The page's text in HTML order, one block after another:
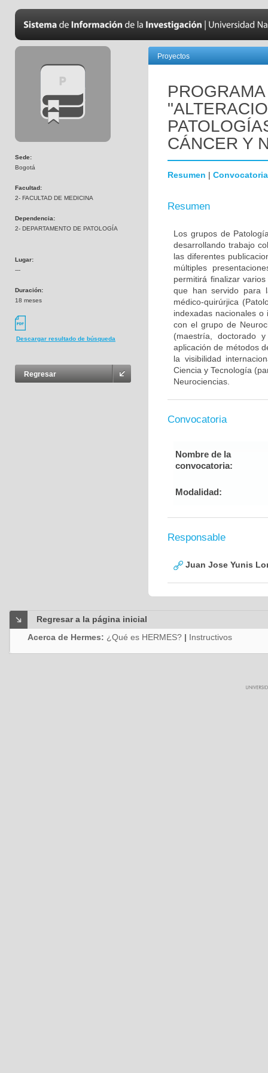
Sede:
Bogotá
Facultad:
2- FACULTAD DE MEDICINA
Dependencia:
2- DEPARTAMENTO DE PATOLOGÍA
Lugar:
---
Duración:
18 meses
Descargar resultado de búsqueda
Regresar
Proyectos
CÁNCER Y
Resumen | Convocatoria
Resumen
Los grupos de
desarrollando trabajo
las diferentes
múltiples
permitirá finalizar
que han servido para
médico-quirúrjica
indexadas nacionales
con el grupo de
(maestría, doctorado
aplicación de métodos
la visibilidad
Ciencia y Tecnología
Neurociencias.
Convocatoria
Nombre de la
convocatoria:
Modalidad:
Responsable
Juan Jose Yunis
Regresar a la página inicial
Acerca de Hermes: ¿Qué es HERMES? | Instructivos